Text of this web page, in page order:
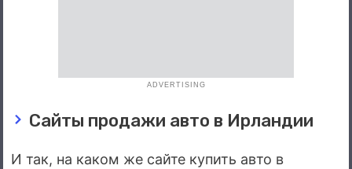
ADVERTISING
Сайты продажи авто в Ирландии
И так, на каком же сайте купить авто в